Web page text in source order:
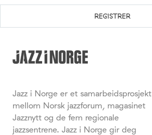
Jazz i Norge er et samarbeidsprosjekt
mellom Norsk jazzforum, magasinet
Jazznytt og de fem regionale
jazzsentrene. Jazz i Norge gir deg